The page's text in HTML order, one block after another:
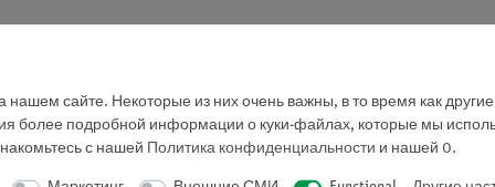
или нагревательной мантии.
экстремальную термостойкость, высокую стойкость
сайте. Некоторые из них очень важны, в то время как
более подробной информации о куки-файлах, которые мы
с нашей
Политика конфиденциальности и нашей 0.